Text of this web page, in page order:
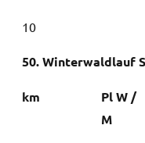
10
50. Winterwaldlauf
km
Pl W /
M